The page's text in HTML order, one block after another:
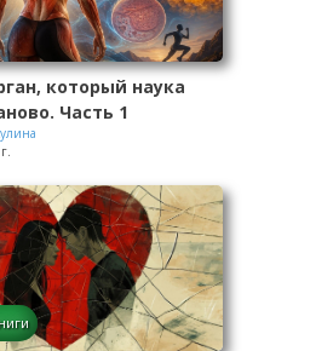
который наука
Часть 1